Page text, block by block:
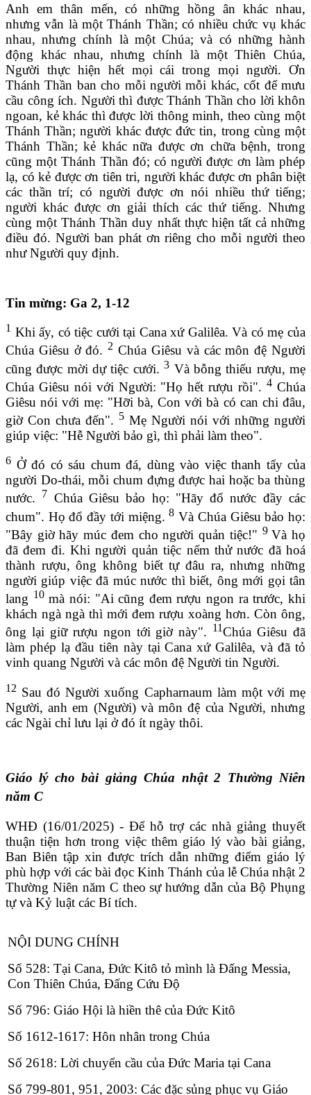
Anh em thân mến, có những hồng ân khác nhau,
nhưng vẫn là một Thánh Thần; có nhiều chức vụ khác
nhau, nhưng chính là một Chúa; và có những hành
động khác nhau, nhưng chính là một Thiên Chúa,
Người thực hiện hết mọi cái trong mọi người. Ơn
Thánh Thần ban cho mỗi người mỗi khác, cốt để mưu
cầu công ích. Người thì được Thánh Thần cho lời khôn
ngoan, kẻ khác thì được lời thông minh, theo cùng một
Thánh Thần; người khác được đức tin, trong cùng một
Thánh Thần; kẻ khác nữa được ơn chữa bệnh, trong
cũng một Thánh Thần đó; có người được ơn làm phép
lạ, có kẻ được ơn tiên tri, người khác được ơn phân biệt
các thần trí; có người được ơn nói nhiều thứ tiếng;
người khác được ơn giải thích các thứ tiếng. Nhưng
cùng một Thánh Thần duy nhất thực hiện tất cả những
điều đó. Người ban phát ơn riêng cho mỗi người theo
như Người quy định.
Tin mừng: Ga 2, 1-12
1 Khi ấy, có tiệc cưới tại Cana xứ Galilêa. Và có mẹ của
Chúa Giêsu ở đó.2 Chúa Giêsu và các môn đệ Người
cũng được mời dự tiệc cưới.3 Và bỗng thiếu rượu, mẹ
Chúa Giêsu nói với Người: "Họ hết rượu rồi".4 Chúa
Giêsu nói với mẹ: "Hỡi bà, Con với bà có can chi đâu,
giờ Con chưa đến". 5 Mẹ Người nói với những người
giúp việc: "Hễ Người bảo gì, thì phải làm theo".
6 Ở đó có sáu chum đá, dùng vào việc thanh tẩy của
người Do-thái, mỗi chum đựng được hai hoặc ba thùng
nước.
7 Chúa Giêsu bảo họ: "Hãy đổ nước đầy các
chum". Họ đổ đầy tới miệng.8 Và Chúa Giêsu bảo họ:
"Bây giờ hãy múc đem cho người quản tiệc!" 9Và họ
đã đem đi. Khi người quản tiệc nếm thử nước đã hoá
thành rượu, ông không biết tự đâu ra, nhưng những
người giúp việc đã múc nước thì biết, ông mới gọi tân
lang 10mà nói: "Ai cũng đem rượu ngon ra trước, khi
khách ngà ngà thì mới đem rượu xoàng hơn. Còn ông,
ông lại giữ rượu ngon tới giờ này". 11Chúa Giêsu đã
làm phép lạ đầu tiên này tại Cana xứ Galilêa, và đã tỏ
vinh quang Người và các môn đệ Người tin Người.
12 Sau đó Người xuống Capharnaum làm một với mẹ
Người, anh em (Người) và môn đệ của Người, nhưng
các Ngài chỉ lưu lại ở đó ít ngày thôi.
Giáo lý cho bài giảng Chúa nhật 2 Thường Niên
năm C
WHĐ (16/01/2025) - Để hỗ trợ các nhà giảng thuyết
thuận tiện hơn trong việc thêm giáo lý vào bài giảng,
Ban Biên tập xin được trích dẫn những điểm giáo lý
phù hợp với các bài đọc Kinh Thánh của lễ Chúa nhật 2
Thường Niên năm C theo sự hướng dẫn của Bộ Phụng
tự và Kỷ luật các Bí tích.
NỘI DUNG CHÍNH
Số 528: Tại Cana, Đức Kitô tỏ mình là Đấng Messia,
Con Thiên Chúa, Đấng Cứu Độ
Số 796: Giáo Hội là hiền thê của Đức Kitô
Số 1612-1617: Hôn nhân trong Chúa
Số 2618: Lời chuyển cầu của Đức Maria tại Cana
Số 799-801, 951, 2003: Các đặc sủng phục vụ Giáo